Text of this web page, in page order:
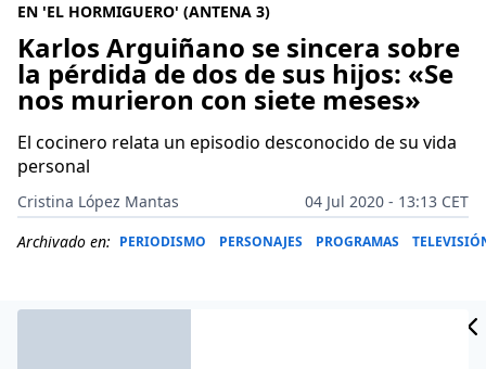
EN 'EL HORMIGUERO' (ANTENA 3)
Karlos Arguiñano se sincera sobre
la pérdida de dos de sus hijos: «Se
nos murieron con siete meses»
El cocinero relata un episodio desconocido de su vida
personal
Cristina López Mantas
04 Jul 2020 - 13:13 CET
Archivado en: PERIODISMO PERSONAJES PROGRAMAS